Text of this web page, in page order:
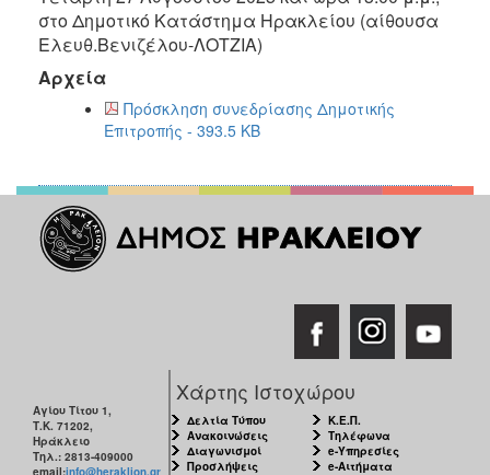
2019
2018
2017
2016
2012
2011
ΤΟΠΟΣ
ΜΑΣ
στο Δημοτικό Κατάστημα Ηρακλείου (αίθουσα
Ελευθ.Βενιζέλου-ΛΟΤΖΙΑ)
Αρχεία
Πρόσκληση συνεδρίασης Δημοτικής
Επιτροπής - 393.5 KB
Αγίου Τίτου 1,
Τ.Κ. 71202,
Ηράκλειο
Τηλ.: 2813-409000
email:info@heraklion.gr
Χάρτης Ιστοχώρου
Δελτία Τύπου
Ανακοινώσεις
Διαγωνισμοί
Προσλήψεις
Κ.Ε.Π.
Τηλέφωνα
e-Υπηρεσίες
e-Αιτήματα